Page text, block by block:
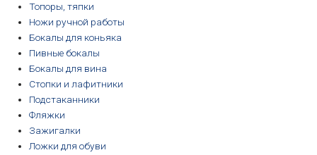
Топоры, тяпки
Ножи ручной работы
Бокалы для коньяка
Пивные бокалы
Бокалы для вина
Стопки и лафитники
Подстаканники
Фляжки
Зажигалки
Ложки для обуви